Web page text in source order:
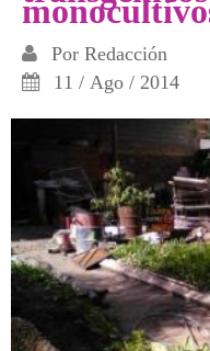
Por Redacción
11 / Ago / 2014